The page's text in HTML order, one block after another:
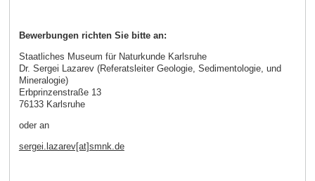
Bewerbungen richten Sie bitte an:
Staatliches Museum für Naturkunde Karlsruhe
Dr. Sergei Lazarev (Referatsleiter Geologie, Sedimentologie, und
Mineralogie)
Erbprinzenstraße 13
76133 Karlsruhe
oder an
sergei.lazarev[at]smnk.de